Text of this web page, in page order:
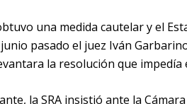
una medida cautelar y el
pasado el juez Iván
la resolución que impedía
la SRA insistió ante la